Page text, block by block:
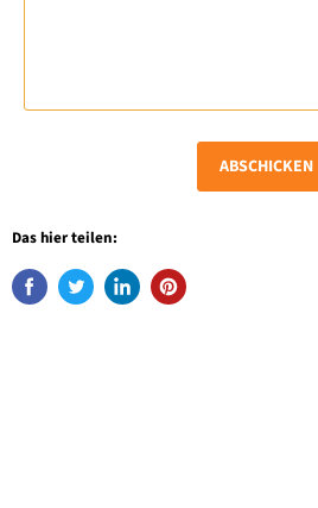
ABSCHICKEN
Das hier teilen: